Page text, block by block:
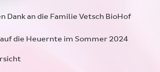
Dank an die Familie Vetsch BioHof
die Heuernte im Sommer 2024